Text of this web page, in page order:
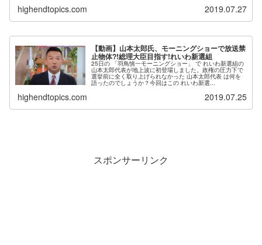
highendtopics.com 2019.07.27
【動画】山本太郎氏、モーニングショーで放送禁
止物体?!総理大臣目指す!れいわ新選組
25日の 「羽鳥慎一モーニングショー」 で れいわ新選組の
山本太郎代表が地上波に初登場しました。政権の圧力下で
選挙前に全く取り上げられなかった 山本太郎代表 は何を
語ったのでしょうか？今回はこの れいわ新選...
highendtopics.com 2019.07.25
スポンサーリンク